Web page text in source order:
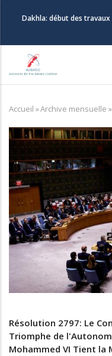
principal
Dakhla: début des
Fil
d'Ariane
Accueil »Archive mensuelle »
Résolution 2797: Le
Triomphe de
Mohammed VI Tient la